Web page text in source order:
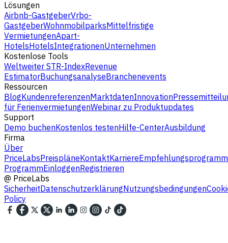
Lösungen
Airbnb-GastgeberVrbo-
GastgeberWohnmobilparksMittelfristige
VermietungenApart-
HotelsHotelsIntegrationenUnternehmen
Kostenlose Tools
Weltweiter STR-IndexRevenue
EstimatorBuchungsanalyseBranchenevents
Ressourcen
BlogKundenreferenzenMarktdatenInnovation
für FerienvermietungenWebinar zu Produktupdates
Support
Demo buchenKostenlos testenHilfe-CenterAusbildung
Firma
Über
PriceLabsPreispläneKontaktKarriereEmpfehlungsprogramm
ProgrammEinloggenRegistrieren
@ PriceLabs
SicherheitDatenschutzerklärungNutzungsbedingungen
Policy